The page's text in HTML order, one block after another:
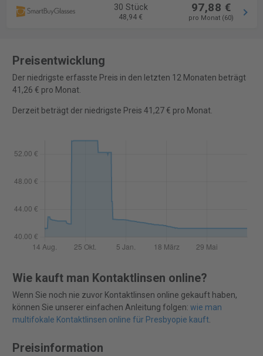
30 Stück
48,94 €
97,88 €
pro Monat (60)
Preisentwicklung
Der niedrigste erfasste Preis in den letzten 12 Monaten beträgt
41,26 € pro Monat.
Derzeit beträgt der niedrigste Preis 41,27 € pro Monat.
Wie kauft man Kontaktlinsen online?
Wenn Sie noch nie zuvor Kontaktlinsen online gekauft haben,
können Sie unserer einfachen Anleitung folgen: wie man
multifokale Kontaktlinsen online für Presbyopie kauft.
Preisinformation